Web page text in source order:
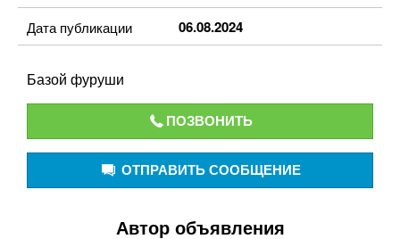
Дата публикации 06.08.2024
Базой фуруши
ПОЗВОНИТЬ
ОТПРАВИТЬ СООБЩЕНИЕ
Автор объявления